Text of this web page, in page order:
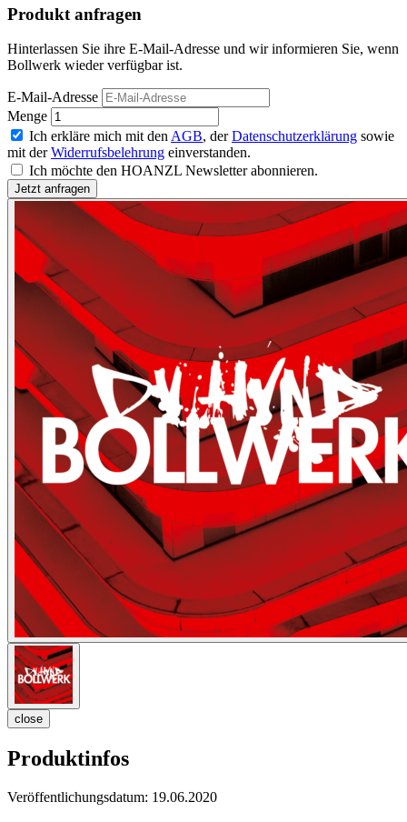
Produkt anfragen
Hinterlassen Sie ihre E-Mail-Adresse und wir informieren Sie, wenn
Bollwerk wieder verfügbar ist.
E-Mail-Adresse
Menge
Ich erkläre mich mit den AGB, derDatenschutzerklärung sowie
mit derWiderrufsbelehrung einverstanden.
Ich möchte den HOANZL Newsletter abonnieren.
close
Produktinfos
Veröffentlichungsdatum: 19.06.2020